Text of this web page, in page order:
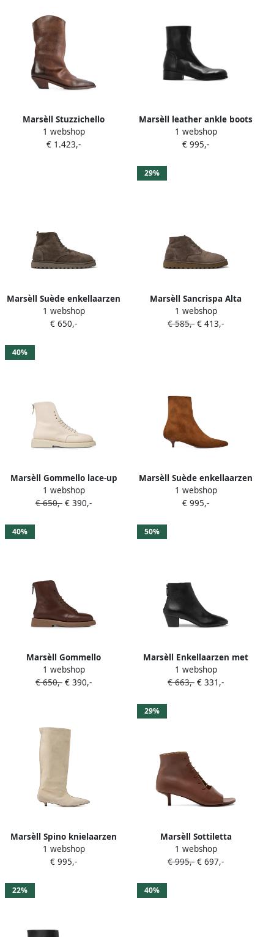
Marsèll Stuzzichello
pointed-toe boots Bruin
1 webshop
€ 1.423,-
Marsèll leather ankle boots
Zwart
1 webshop
€ 995,-
Marsèll Suède enkellaarzen
met veters Bruin
1 webshop
€ 650,-
29%
Marsèll Sancrispa Alta
veterlaarzen Bruin
1 webshop
€ 585,- € 413,-
40%
Marsèll Gommello lace-up
ankle boots Beige
1 webshop
€ 650,- € 390,-
Marsèll Suède enkellaarzen
Bruin
1 webshop
€ 995,-
40%
Marsèll Gommello
enkellaarzen met ronde
neus Bruin
1 webshop
€ 650,- € 390,-
50%
Marsèll Enkellaarzen met
rits Zwart
1 webshop
€ 663,- € 331,-
Marsèll Spino knielaarzen
met puntige neus Beige
1 webshop
€ 995,-
29%
Marsèll Sottiletta
veterlaarzen met open neus
Bruin
1 webshop
€ 995,- € 697,-
22% 40%